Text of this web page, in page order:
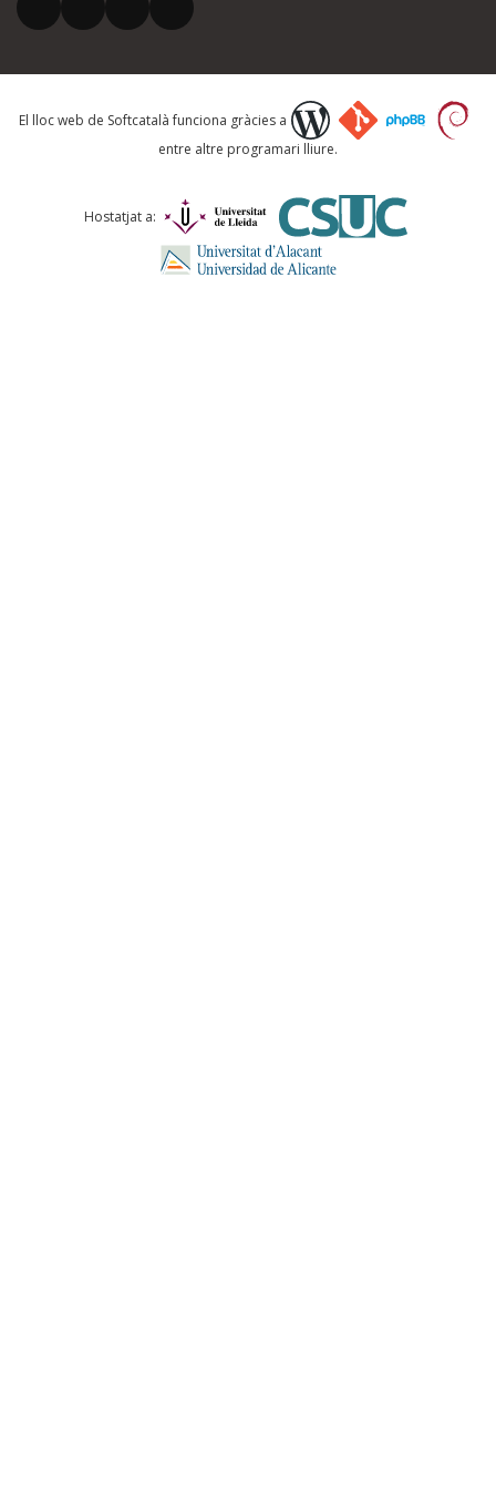
El vostre correu electrònic *
Què proposeu?
Comentari *
El lloc web de Softcatalà funciona gràcies a
entre altre programari lliure.
Hostatjat a: